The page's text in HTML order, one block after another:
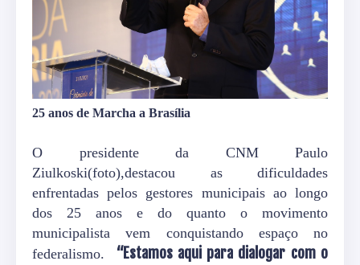
25 anos de Marcha a Brasília
O presidente da CNM Paulo
Ziulkoski(foto),destacou as dificuldades
enfrentadas pelos gestores municipais ao longo
dos 25 anos e do quanto o movimento
municipalista vem conquistando espaço no
federalismo. “Estamos aqui para dialogar com o